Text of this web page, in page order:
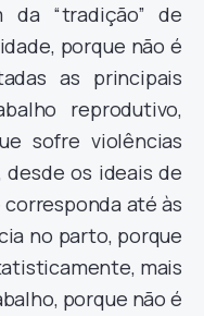
“tradição” de
porque não é
as principais
reprodutivo,
sofre violências
os ideais de
até às
no parto, porque
mais
porque não é